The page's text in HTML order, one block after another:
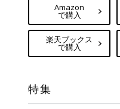
Amazon
で購入
楽天ブックス
で購入
特集